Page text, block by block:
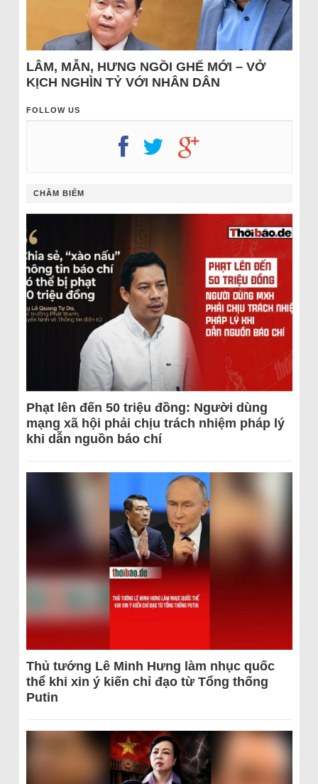
LÂM, MẪN, HƯNG NGỒI GHẾ MỚI – VỞ
KỊCH NGHÌN TỶ VỚI NHÂN DÂN
FOLLOW US
CHÂM BIẾM
Phạt lên đến 50 triệu đồng: Người dùng
mạng xã hội phải chịu trách nhiệm pháp lý
khi dẫn nguồn báo chí
Thủ tướng Lê Minh Hưng làm nhục quốc
thể khi xin ý kiến chỉ đạo từ Tổng thống
Putin